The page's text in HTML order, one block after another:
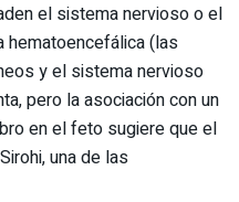
el sistema nervioso o el
hematoencefálica (las
y el sistema nervioso
pero la asociación con un
en el feto sugiere que el
una de las